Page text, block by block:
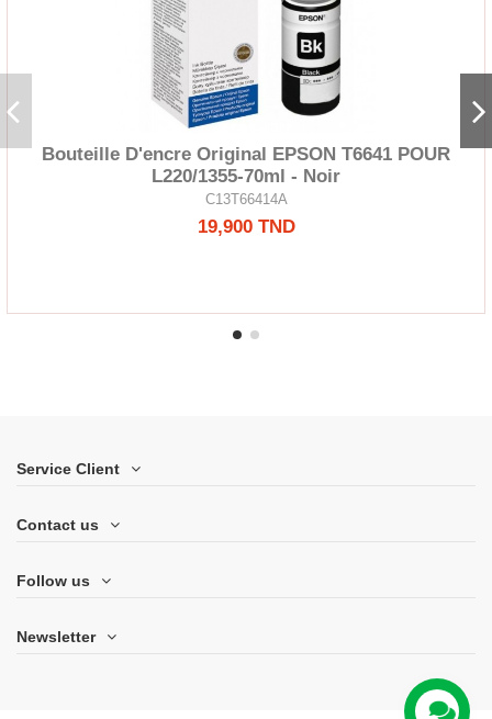
Bouteille D'encre Original EPSON T6641 POUR
L220/1355-70ml - Noir
C13T66414A
19,900 TND
Service Client
Contact us
Follow us
Newsletter